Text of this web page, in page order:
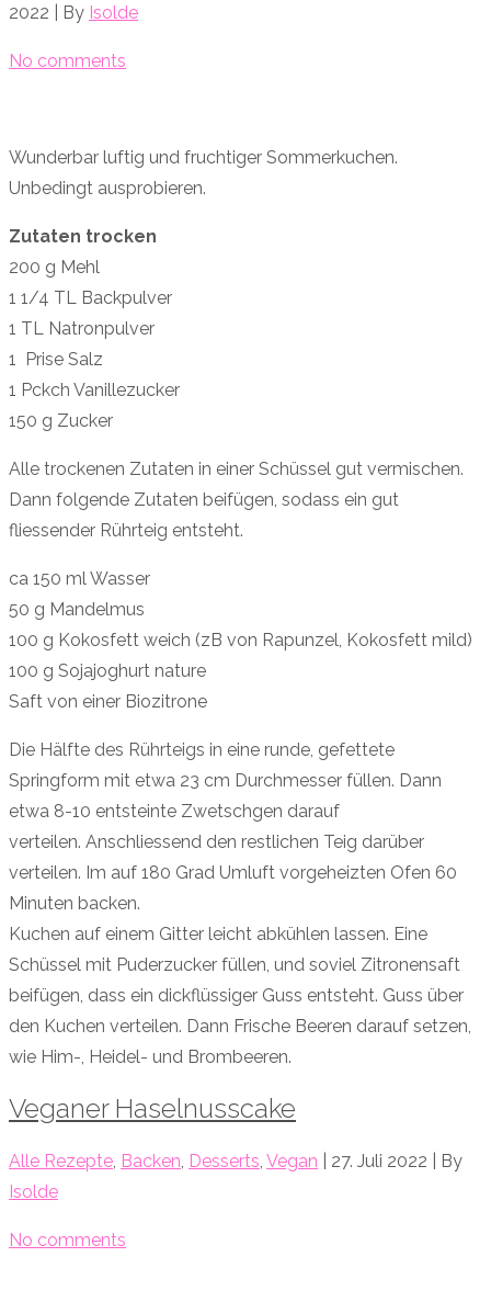
2022 | By Isolde
No comments
Wunderbar luftig und fruchtiger Sommerkuchen.
Unbedingt ausprobieren.
Zutaten trocken
200 g Mehl
1 1/4 TL Backpulver
1 TL Natronpulver
1 Prise Salz
1 Pckch Vanillezucker
150 g Zucker
Alle trockenen Zutaten in einer Schüssel gut vermischen.
Dann folgende Zutaten beifügen, sodass ein gut
fliessender Rührteig entsteht.
ca 150 ml Wasser
50 g Mandelmus
100 g Kokosfett weich (zB von Rapunzel, Kokosfett mild)
100 g Sojajoghurt nature
Saft von einer Biozitrone
Die Hälfte des Rührteigs in eine runde, gefettete
Springform mit etwa 23 cm Durchmesser füllen. Dann
etwa 8-10 entsteinte Zwetschgen darauf
verteilen. Anschliessend den restlichen Teig darüber
verteilen. Im auf 180 Grad Umluft vorgeheizten Ofen 60
Minuten backen.
Kuchen auf einem Gitter leicht abkühlen lassen. Eine
Schüssel mit Puderzucker füllen, und soviel Zitronensaft
beifügen, dass ein dickflüssiger Guss entsteht. Guss über
den Kuchen verteilen. Dann Frische Beeren darauf setzen,
wie Him-, Heidel- und Brombeeren.
Veganer Haselnusscake
Alle Rezepte, Backen, Desserts, Vegan | 27. Juli 2022 | By
Isolde
No comments